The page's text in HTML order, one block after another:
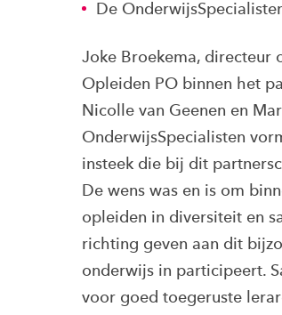
De
Joke Broekema, directeur
Opleiden PO binnen het
Nicolle van Geenen en
OnderwijsSpecialisten
insteek die bij dit
De wens was en is om
opleiden in diversiteit en
richting geven aan dit
onderwijs in participeert.
voor goed toegeruste